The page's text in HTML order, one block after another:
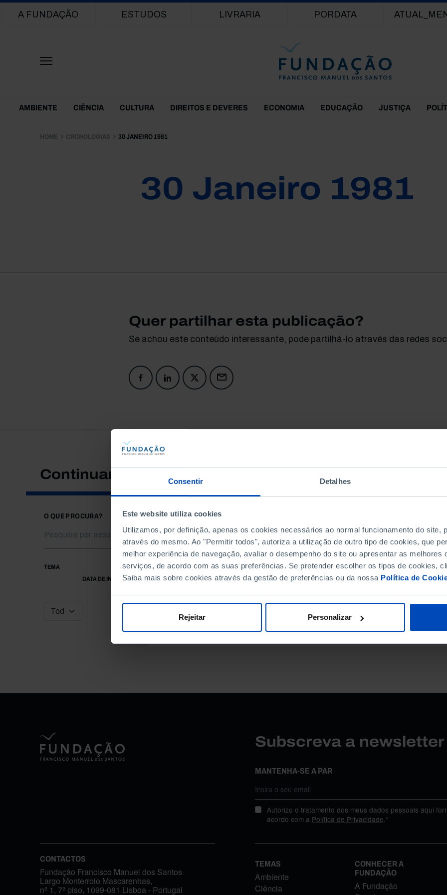
Consentir Detalhes
Este website utiliza cookies
Utilizamos, por definição, apenas os cookies necessários ao normal funcionamento do site,
através do mesmo. Ao "Permitir todos", autoriza a utilização de outro tipo de cookies, que
melhor experiência de navegação, avaliar o desempenho do site ou apresentar as melhores
serviços, de acordo com as suas preferências. Se pretender escolher os tipos de cookies,
Saiba mais sobre cookies através da gestão de preferências ou da nossa Política de
Rejeitar Personalizar
Main navigation
A FUNDAÇÃO ESTUDOS LIVRARIA PORDATA
Themes Menu
AMBIENTE CIÊNCIA CULTURA DIREITOS E DEVERES ECONOMIA EDUCAÇÃO JUSTIÇA
HOME CRONOLOGIAS 30 JANEIRO 1981
30 Janeiro 1981
Quer partilhar esta publicação?
Se achou este conteúdo interessante, pode partilhá-lo através das redes
Continuar a pesquisar
O QUE PROCURA?
TEMA
DATA DE INÍCIO
DATA DE FIM
Subscreva a
MANTENHA-SE A PAR
Autorizo o tratamento dos meus dados pessoais aqui
acordo com a Política de Privacidade.*
CONTACTOS
Fundação Francisco Manuel dos Santos
Largo Monterroio Mascarenhas,
nº 1, 7º piso, 1099-081 Lisboa - Portugal
TEMAS
Ambiente
Ciência
CONHECER A
FUNDAÇÃO
A Fundação